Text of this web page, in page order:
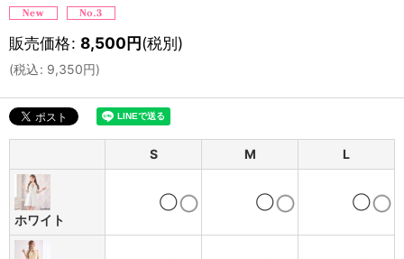
販売価格: 8,500円(税別)
(税込: 9,350円)
S M L
ホワイト
◯ ◯ ◯